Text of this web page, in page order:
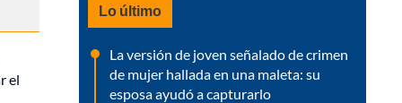
el
Lo último
La versión de joven señalado de crimen
de mujer hallada en una maleta: su
esposa ayudó a capturarlo